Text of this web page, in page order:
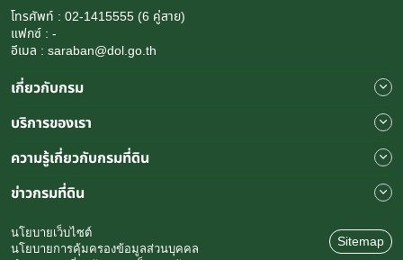
โทรศัพท์ : 02-1415555 (6 คู่สาย)
แฟกซ์ : -
อีเมล : saraban@dol.go.th
เกี่ยวกับกรม
บริการของเรา
ความรู้เกี่ยวกับกรมที่ดิน
ข่าวกรมที่ดิน
นโยบายเว็บไซต์
นโยบายการคุ้มครองข้อมูลส่วนบุคคล
Sitemap